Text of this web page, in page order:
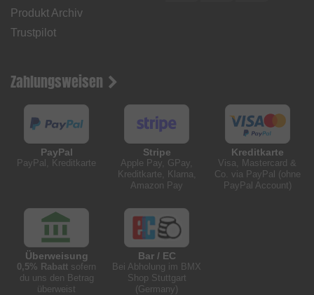
Produkt Archiv
Trustpilot
Zahlungsweisen
PayPal
PayPal, Kreditkarte
Stripe
Apple Pay, GPay,
Kreditkarte, Klarna,
Amazon Pay
Kreditkarte
Visa, Mastercard &
Co. via PayPal (ohne
PayPal Account)
Überweisung
0,5% Rabatt sofern
du uns den Betrag
überweist
Bar / EC
Bei Abholung im BMX
Shop Stuttgart
(Germany)